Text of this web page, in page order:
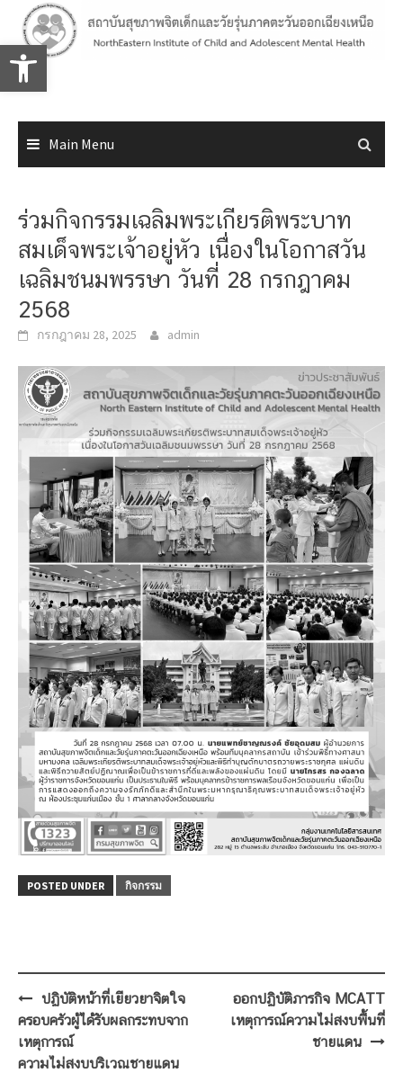
Open toolbar
content
Main Menu
ร่วมกิจกรรมเฉลิมพระเกียรติพระบาท
สมเด็จพระเจ้าอยู่หัว เนื่องในโอกาสวัน
เฉลิมชนมพรรษา วันที่ 28 กรกฎาคม
2568
กรกฎาคม 28, 2025 admin
POSTED UNDER กิจกรรม
Post
navigation
ปฏิบัติหน้าที่เยียวยาจิตใจ
ครอบครัวผู้ได้รับผลกระทบจาก
เหตุการณ์
ความไม่สงบบริเวณชายแดน
ออกปฏิบัติภารกิจ MCATT
เหตุการณ์ความไม่สงบพื้นที่
ชายแดน